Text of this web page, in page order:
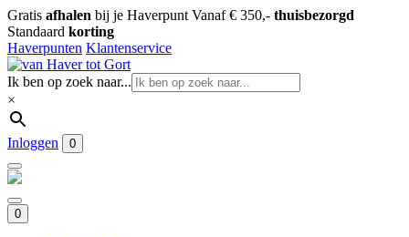
Gratis afhalen bij je Haverpunt Vanaf € 350,- thuisbezorgd
Standaard korting
Haverpunten Klantenservice
Ik ben op zoek naar...
×
Inloggen 0
0